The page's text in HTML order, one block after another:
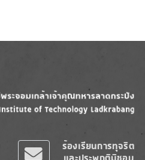
ร้องเรียนการทุจริต